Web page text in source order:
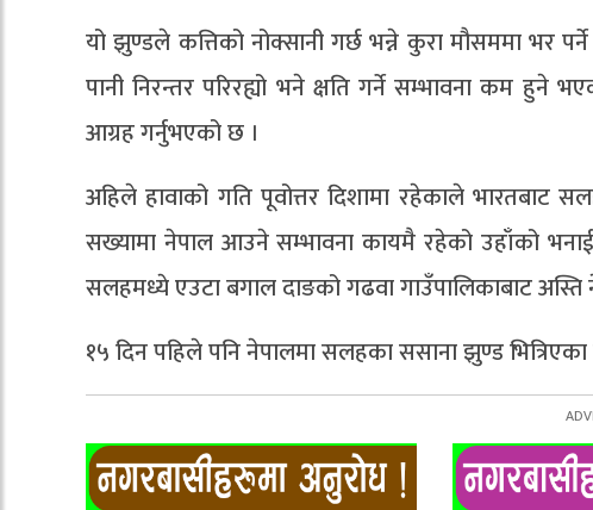
यो झुण्डले कत्तिको नोक्सानी गर्छ भन्ने कुरा मौसममा भर
पानी निरन्तर परिरह्यो भने क्षति गर्ने सम्भावना कम
आग्रह गर्नुभएको छ ।
अहिले हावाको गति पूवोत्तर दिशामा रहेकाले
सख्यामा नेपाल आउने सम्भावना कायमै रहेको उहाँको भनाई
सलहमध्ये एउटा बगाल दाङको गढवा गाउँपालिकाबाट
१५ दिन पहिले पनि नेपालमा सलहका ससाना झुण्ड